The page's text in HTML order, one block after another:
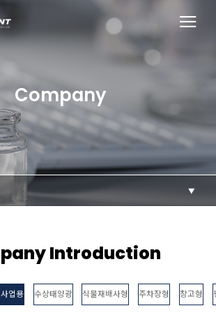
Company
Introduction
업용 수상태양광 식물재배사형 주차장형 창고형